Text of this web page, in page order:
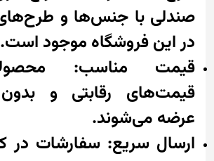
صندلی با جنس‌ها و
در این فروشگاه موجود است.
قیمت مناسب:
قیمت‌های رقابتی و
عرضه می‌شوند.
ارسال سریع: سفارشات در